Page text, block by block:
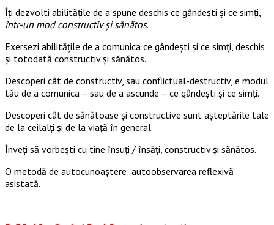
Îți dezvolti abilităţile de a spune deschis ce gândești și ce simți,
într-un mod constructiv și sănătos.
Exersezi abilităţile de a comunica ce gândești și ce simți, deschis
și totodată constructiv și sănătos.
Descoperi cât de constructiv, sau conflictual-destructiv, e modul
tău de a comunica – sau de a ascunde – ce gândești și ce simți.
Descoperi cât de sănătoase şi constructive sunt aşteptările tale
de la ceilalţi şi de la viaţă în general.
Înveți să vorbești cu tine însuți / însăți, constructiv și sănătos.
O metodă de autocunoaştere: autoobservarea reflexivă
asistată.